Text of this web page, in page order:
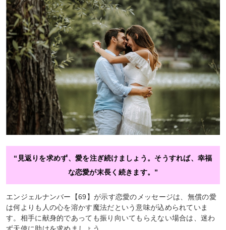
“見返りを求めず、愛を注ぎ続けましょう。そうすれば、幸福
な恋愛が末長く続きます。”
エンジェルナンバー【69】が示す恋愛のメッセージは、無償の愛
は何よりも人の心を溶かす魔法だという意味が込められていま
す。相手に献身的であっても振り向いてもらえない場合は、迷わ